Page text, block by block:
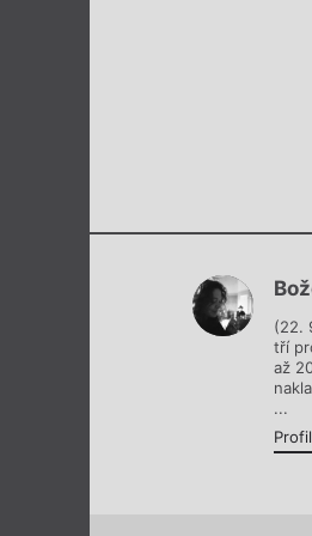
(22.
tří
až
...
Profil